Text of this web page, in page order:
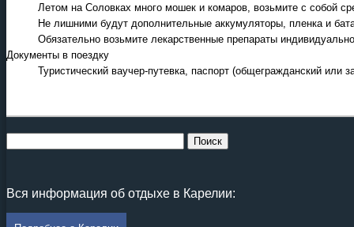
Летом на Соловках много мошек и комаров, возьмите с собой
Не лишними будут дополнительные аккумуляторы, пленка и
Обязательно возьмите лекарственные препараты
Документы в поездку
Туристический ваучер-путевка, паспорт (общегражданский или
Вся информация об отдыхе в Карелии: